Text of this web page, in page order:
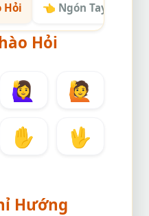
Hỏi 👈 Ngón Tay Chỉ
Hỏi
🙋‍♀️
🙋
✋ 🖖
Hướng